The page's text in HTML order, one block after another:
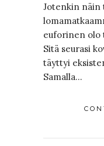
Jotenkin näin
euforinen olo
Sitä seurasi
täyttyi
Samalla…